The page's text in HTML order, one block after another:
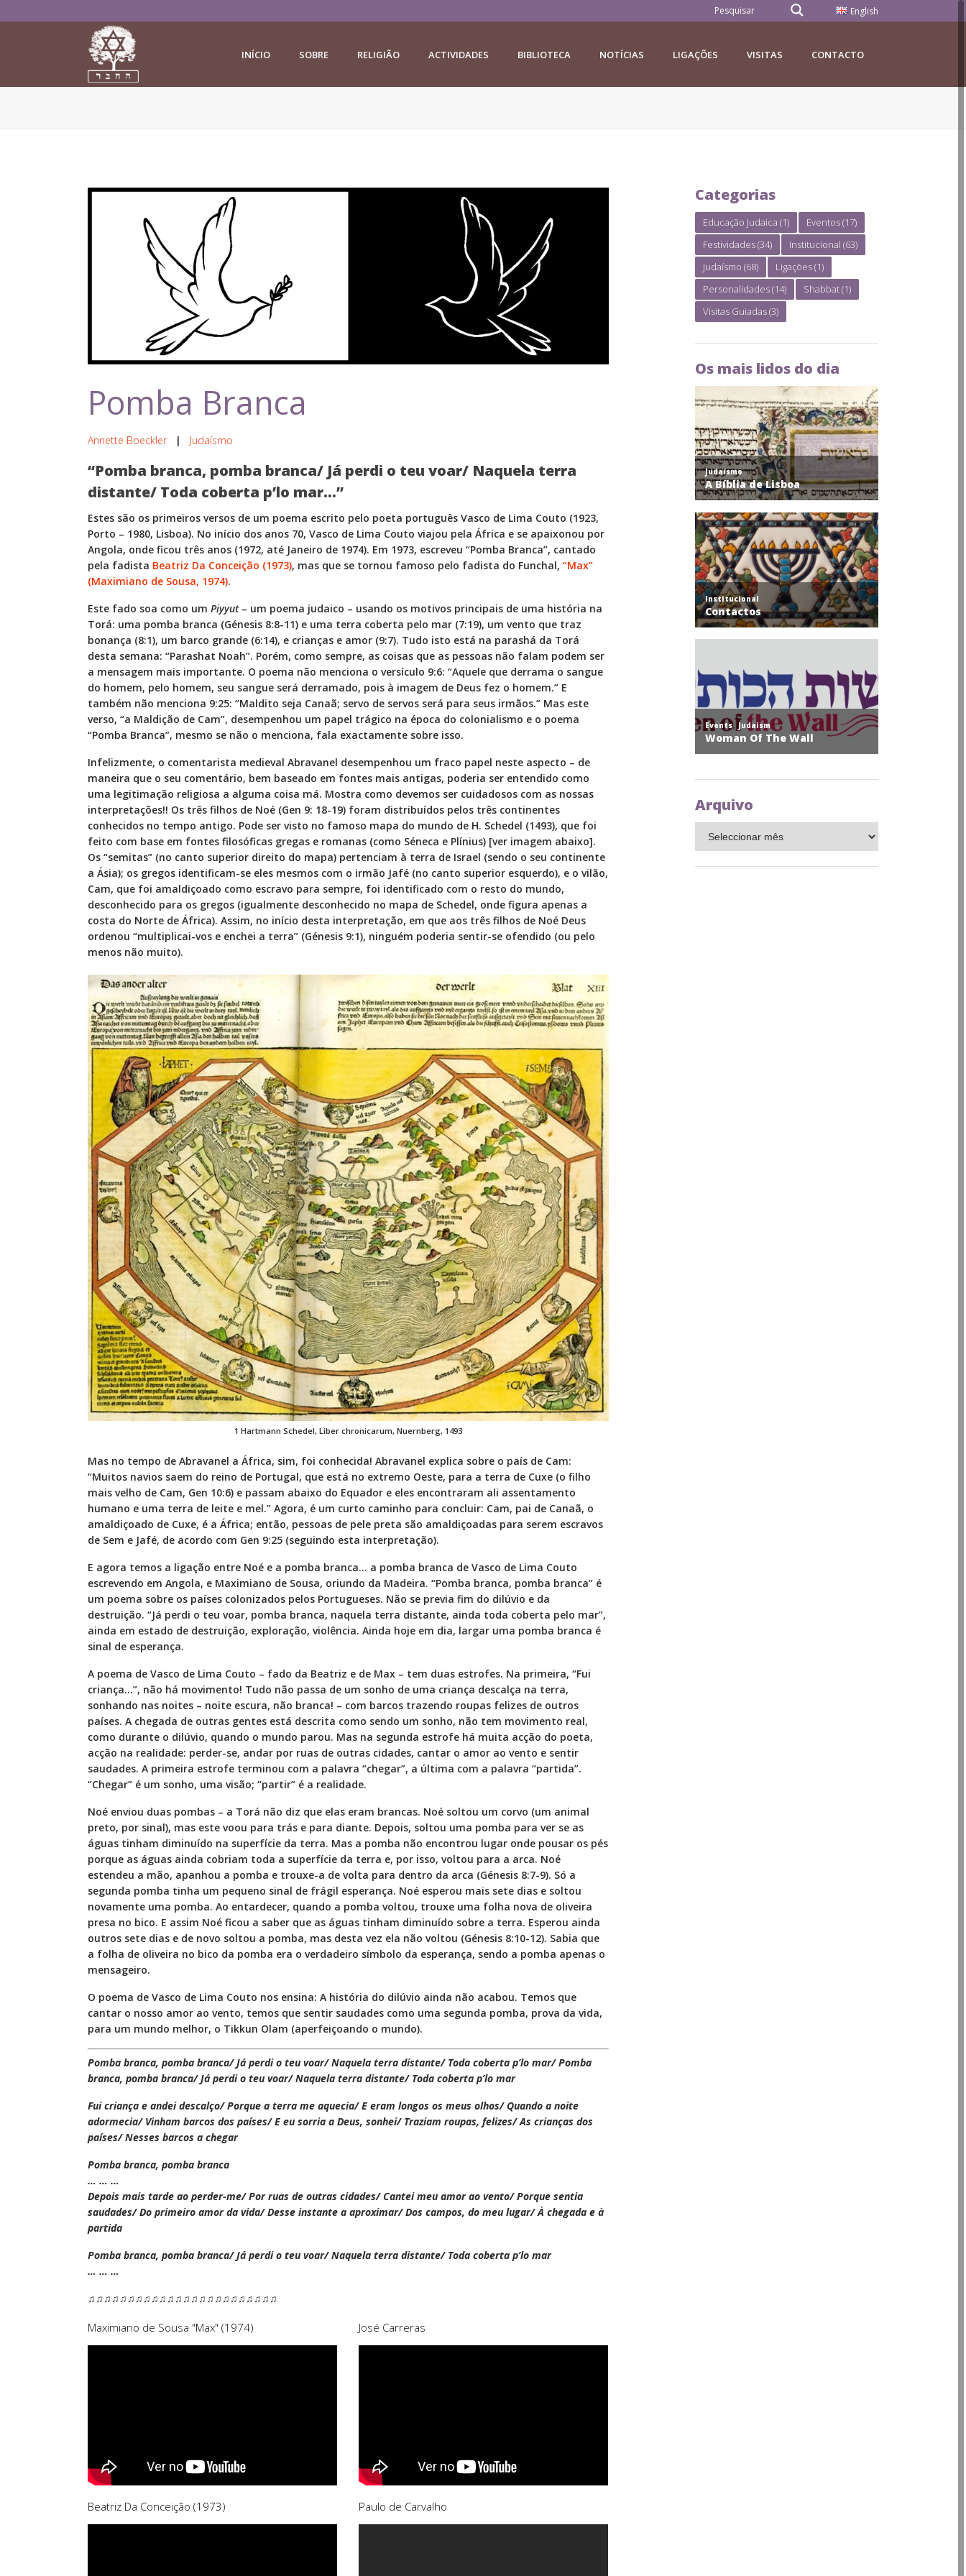
English
INÍCIO SOBRE RELIGIÃO ACTIVIDADES BIBLIOTECA NOTÍCIAS LIGAÇÕES VISITAS CONTACTO
Pomba Branca
Annette Boeckler| Judaísmo
“Pomba branca, pomba branca/ Já perdi o teu voar/ Naquela terra
distante/ Toda coberta p’lo mar…”
Estes são os primeiros versos de um poema escrito pelo poeta português Vasco de Lima Couto (1923,
Porto – 1980, Lisboa). No início dos anos 70, Vasco de Lima Couto viajou pela África e se apaixonou por
Angola, onde ficou três anos (1972, até Janeiro de 1974). Em 1973, escreveu “Pomba Branca”, cantado
pela fadista Beatriz Da Conceição (1973), mas que se tornou famoso pelo fadista do Funchal, “Max”
(Maximiano de Sousa, 1974).
Este fado soa como um Piyyut– um poema judaico – usando os motivos principais de uma história na
Torá: uma pomba branca (Génesis 8:8-11) e uma terra coberta pelo mar (7:19), um vento que traz
bonança (8:1), um barco grande (6:14), e crianças e amor (9:7). Tudo isto está na parashá da Torá
desta semana: “Parashat Noah”. Porém, como sempre, as coisas que as pessoas não falam podem ser
a mensagem mais importante. O poema não menciona o versículo 9:6: “Aquele que derrama o sangue
do homem, pelo homem, seu sangue será derramado, pois à imagem de Deus fez o homem.” E
também não menciona 9:25: “Maldito seja Canaã; servo de servos será para seus irmãos.” Mas este
verso, “a Maldição de Cam”, desempenhou um papel trágico na época do colonialismo e o poema
“Pomba Branca”, mesmo se não o menciona, fala exactamente sobre isso.
Infelizmente, o comentarista medieval Abravanel desempenhou um fraco papel neste aspecto – de
maneira que o seu comentário, bem baseado em fontes mais antigas, poderia ser entendido como
uma legitimação religiosa a alguma coisa má. Mostra como devemos ser cuidadosos com as nossas
interpretações!! Os três filhos de Noé (Gen 9: 18-19) foram distribuídos pelos três continentes
conhecidos no tempo antigo. Pode ser visto no famoso mapa do mundo de H. Schedel (1493), que foi
feito com base em fontes filosóficas gregas e romanas (como Séneca e Plínius) [ver imagem abaixo].
Os “semitas” (no canto superior direito do mapa) pertenciam à terra de Israel (sendo o seu continente
a Ásia); os gregos identificam-se eles mesmos com o irmão Jafé (no canto superior esquerdo), e o vilão,
Cam, que foi amaldiçoado como escravo para sempre, foi identificado com o resto do mundo,
desconhecido para os gregos (igualmente desconhecido no mapa de Schedel, onde figura apenas a
costa do Norte de África). Assim, no início desta interpretação, em que aos três filhos de Noé Deus
ordenou “multiplicai-vos e enchei a terra” (Génesis 9:1), ninguém poderia sentir-se ofendido (ou pelo
menos não muito).
1 Hartmann Schedel, Liber chronicarum, Nuernberg, 1493
Mas no tempo de Abravanel a África, sim, foi conhecida! Abravanel explica sobre o país de Cam:
“Muitos navios saem do reino de Portugal, que está no extremo Oeste, para a terra de Cuxe (o filho
mais velho de Cam, Gen 10:6) e passam abaixo do Equador e eles encontraram ali assentamento
humano e uma terra de leite e mel.” Agora, é um curto caminho para concluir: Cam, pai de Canaã, o
amaldiçoado de Cuxe, é a África; então, pessoas de pele preta são amaldiçoadas para serem escravos
de Sem e Jafé, de acordo com Gen 9:25 (seguindo esta interpretação).
E agora temos a ligação entre Noé e a pomba branca… a pomba branca de Vasco de Lima Couto
escrevendo em Angola, e Maximiano de Sousa, oriundo da Madeira. “Pomba branca, pomba branca” é
um poema sobre os países colonizados pelos Portugueses. Não se previa fim do dilúvio e da
destruição. “Já perdi o teu voar, pomba branca, naquela terra distante, ainda toda coberta pelo mar”,
ainda em estado de destruição, exploração, violência. Ainda hoje em dia, largar uma pomba branca é
sinal de esperança.
A poema de Vasco de Lima Couto – fado da Beatriz e de Max – tem duas estrofes. Na primeira, “Fui
criança…”, não há movimento! Tudo não passa de um sonho de uma criança descalça na terra,
sonhando nas noites – noite escura, não branca! – com barcos trazendo roupas felizes de outros
países. A chegada de outras gentes está descrita como sendo um sonho, não tem movimento real,
como durante o dilúvio, quando o mundo parou. Mas na segunda estrofe há muita acção do poeta,
acção na realidade: perder-se, andar por ruas de outras cidades, cantar o amor ao vento e sentir
saudades. A primeira estrofe terminou com a palavra “chegar”, a última com a palavra “partida”.
“Chegar” é um sonho, uma visão; “partir” é a realidade.
Noé enviou duas pombas – a Torá não diz que elas eram brancas. Noé soltou um corvo (um animal
preto, por sinal), mas este voou para trás e para diante. Depois, soltou uma pomba para ver se as
águas tinham diminuído na superfície da terra. Mas a pomba não encontrou lugar onde pousar os pés
porque as águas ainda cobriam toda a superfície da terra e, por isso, voltou para a arca. Noé
estendeu a mão, apanhou a pomba e trouxe-a de volta para dentro da arca (Génesis 8:7-9). Só a
segunda pomba tinha um pequeno sinal de frágil esperança. Noé esperou mais sete dias e soltou
novamente uma pomba. Ao entardecer, quando a pomba voltou, trouxe uma folha nova de oliveira
presa no bico. E assim Noé ficou a saber que as águas tinham diminuído sobre a terra. Esperou ainda
outros sete dias e de novo soltou a pomba, mas desta vez ela não voltou (Génesis 8:10-12). Sabia que
a folha de oliveira no bico da pomba era o verdadeiro símbolo da esperança, sendo a pomba apenas o
mensageiro.
O poema de Vasco de Lima Couto nos ensina: A história do dilúvio ainda não acabou. Temos que
cantar o nosso amor ao vento, temos que sentir saudades como uma segunda pomba, prova da vida,
para um mundo melhor, o Tikkun Olam (aperfeiçoando o mundo).
Pomba branca, pomba branca/ Já perdi o teu voar/ Naquela terra distante/ Toda coberta p’lo mar/ Pomba
branca, pomba branca/ Já perdi o teu voar/ Naquela terra distante/ Toda coberta p’lo mar
Fui criança e andei descalço/ Porque a terra me aquecia/ E eram longos os meus olhos/ Quando a noite
adormecia/ Vinham barcos dos países/ E eu sorria a Deus, sonhei/ Traziam roupas, felizes/ As crianças dos
países/ Nesses barcos a chegar
Pomba branca, pomba branca
… … …
Depois mais tarde ao perder-me/ Por ruas de outras cidades/ Cantei meu amor ao vento/ Porque sentia
saudades/ Do primeiro amor da vida/ Desse instante a aproximar/ Dos campos, do meu lugar/ À chegada e à
partida
Pomba branca, pomba branca/ Já perdi o teu voar/ Naquela terra distante/ Toda coberta p’lo mar
… … …
♫♫♫♫♫♫♫♫♫♫♫♫♫♫♫♫♫♫♫♫♫♫♫♫
Maximiano de Sousa "Max" (1974)
Beatriz Da Conceição (1973)
José Carreras
Paulo de Carvalho
Categorias
Educação Judaica (1) Eventos(17)
Festividades(34) Institucional (63)
Judaísmo (68) Ligações(1)
Personalidades(14) Shabbat(1)
Visitas Guiadas(3)
Os mais lidos do dia
Arquivo